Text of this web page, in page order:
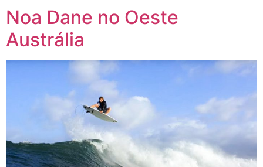
Noa Dane no Oeste
Austrália